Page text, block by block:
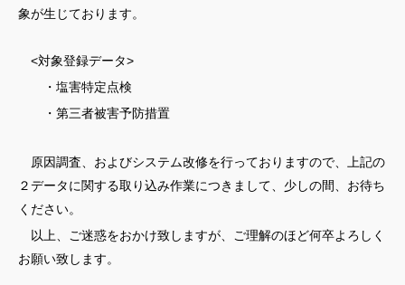
象が生じております。
<対象登録データ>
・塩害特定点検
・第三者被害予防措置
原因調査、およびシステム改修を行っておりますので、上記の
２データに関する取り込み作業につきまして、少しの間、お待ち
ください。
以上、ご迷惑をおかけ致しますが、ご理解のほど何卒よろしく
お願い致します。